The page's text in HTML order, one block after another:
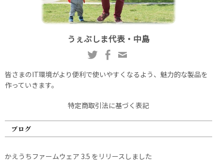
うぇぶしま代表・中島
皆さまのIT環境がより便利で使いやすくなるよう、魅力的な製品を
作っていきます。
特定商取引法に基づく表記
ブログ
かえうちファームウェア 3.5 をリリースしました